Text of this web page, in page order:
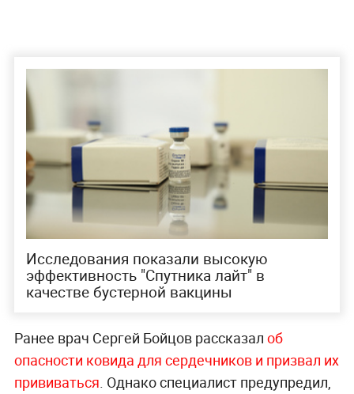
Исследования показали высокую
эффективность "Спутника лайт" в
качестве бустерной вакцины
Ранее врач Сергей Бойцов рассказал об
опасности ковида для сердечников и призвал их
прививаться. Однако специалист предупредил,